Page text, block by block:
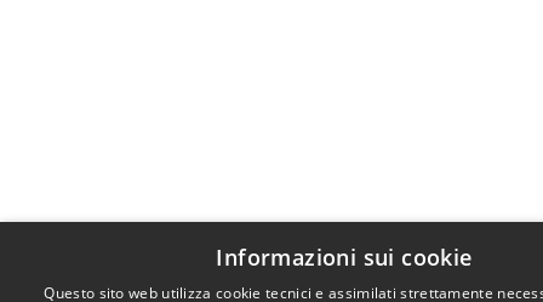
Informazioni sui cookie
Questo sito web utilizza cookie tecnici e assimilati strettamente